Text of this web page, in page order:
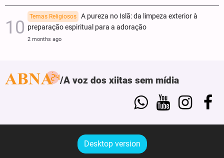
Temas Religiosos
A pureza no Islã: da limpeza exterior à
preparação espiritual para a adoração
2 months ago
A voz dos xiitas sem mídia
Desktop version